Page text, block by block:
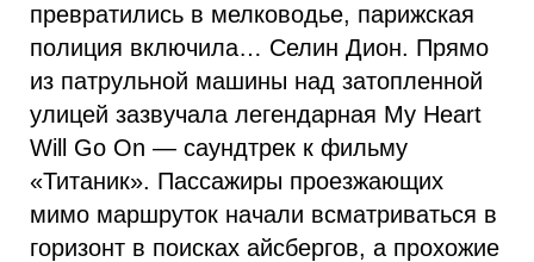
превратились в мелководье, парижская
полиция включила… Селин Дион. Прямо
из патрульной машины над затопленной
улицей зазвучала легендарная My Heart
Will Go On — саундтрек к фильму
«Титаник». Пассажиры проезжающих
мимо маршруток начали всматриваться в
горизонт в поисках айсбергов, а прохожие